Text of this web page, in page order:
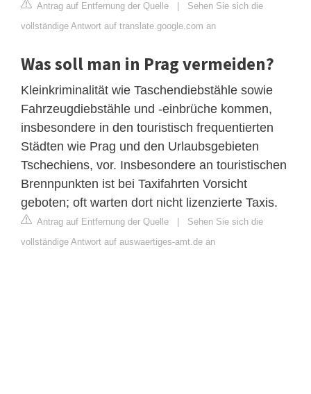
Antrag auf Entfernung der Quelle
Sehen Sie sich die
vollständige Antwort auf translate.google.com an
Was soll man in Prag vermeiden?
Kleinkriminalität wie Taschendiebstähle sowie
Fahrzeugdiebstähle und -einbrüche kommen,
insbesondere in den touristisch frequentierten
Städten wie Prag und den Urlaubsgebieten
Tschechiens, vor. Insbesondere an touristischen
Brennpunkten ist bei Taxifahrten Vorsicht
geboten; oft warten dort nicht lizenzierte Taxis.
Antrag auf Entfernung der Quelle
Sehen Sie sich die
vollständige Antwort auf auswaertiges-amt.de an